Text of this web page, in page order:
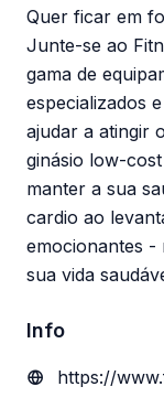
Quer ficar em
Junte-se ao
gama de
especializados
ajudar a atingir
ginásio low-
manter a sua
cardio ao
emocionantes -
sua vida
Info
https://